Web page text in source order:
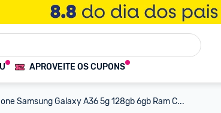
APROVEITE OS CUPONS
Samsung Galaxy A36 5g 128gb 6gb Ram C...